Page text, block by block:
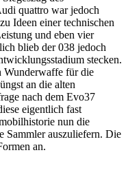
quattro war jedoch
Ideen einer technischen
und eben vier
blieb der 038 jedoch
stecken.
Wunderwaffe für die
an die alten
nach dem Evo37
eigentlich fast
nun die
Sammler auszuliefern. Die
an.